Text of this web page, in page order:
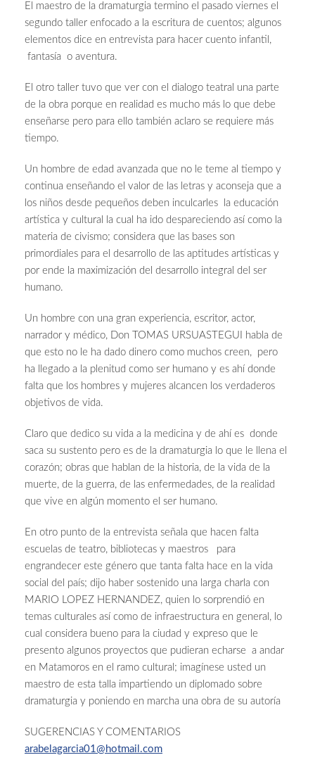
El maestro de la dramaturgia termino el pasado viernes el
segundo taller enfocado a la escritura de cuentos; algunos
elementos dice en entrevista para hacer cuento infantil,
fantasía o aventura.
El otro taller tuvo que ver con el dialogo teatral una parte
de la obra porque en realidad es mucho más lo que debe
enseñarse pero para ello también aclaro se requiere más
tiempo.
Un hombre de edad avanzada que no le teme al tiempo y
continua enseñando el valor de las letras y aconseja que a
los niños desde pequeños deben inculcarles la educación
artística y cultural la cual ha ido despareciendo así como la
materia de civismo; considera que las bases son
primordiales para el desarrollo de las aptitudes artísticas y
por ende la maximización del desarrollo integral del ser
humano.
Un hombre con una gran experiencia, escritor, actor,
narrador y médico, Don TOMAS URSUASTEGUI habla de
que esto no le ha dado dinero como muchos creen, pero
ha llegado a la plenitud como ser humano y es ahí donde
falta que los hombres y mujeres alcancen los verdaderos
objetivos de vida.
Claro que dedico su vida a la medicina y de ahí es donde
saca su sustento pero es de la dramaturgia lo que le llena el
corazón; obras que hablan de la historia, de la vida de la
muerte, de la guerra, de las enfermedades, de la realidad
que vive en algún momento el ser humano.
En otro punto de la entrevista señala que hacen falta
escuelas de teatro, bibliotecas y maestros para
engrandecer este género que tanta falta hace en la vida
social del país; dijo haber sostenido una larga charla con
MARIO LOPEZ HERNANDEZ, quien lo sorprendió en
temas culturales así como de infraestructura en general, lo
cual considera bueno para la ciudad y expreso que le
presento algunos proyectos que pudieran echarse a andar
en Matamoros en el ramo cultural; imagínese usted un
maestro de esta talla impartiendo un diplomado sobre
dramaturgia y poniendo en marcha una obra de su autoría
SUGERENCIAS Y COMENTARIOS
arabelagarcia01@hotmail.com